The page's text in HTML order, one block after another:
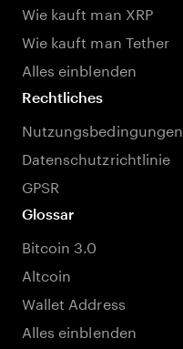
Wie kauft man XRP
Wie kauft man Tether
Alles einblenden
Rechtliches
Nutzungsbedingungen
Datenschutzrichtlinie
GPSR
Glossar
Bitcoin 3.0
Altcoin
Wallet Address
Alles einblenden